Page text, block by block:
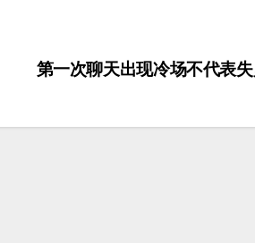
第一次聊天出现冷场不代表